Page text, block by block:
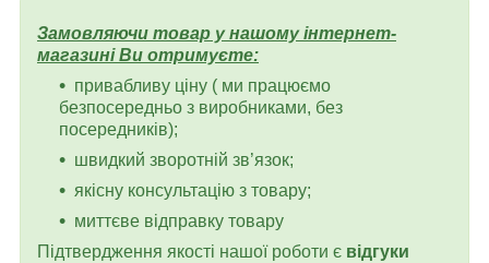
Замовляючи товар у нашому інтернет-
магазині Ви отримуєте:
привабливу ціну ( ми працюємо
безпосередньо з виробниками, без
посередників);
швидкий зворотній зв’язок;
якісну консультацію з товару;
миттєве відправку товару
Підтвердження якості нашої роботи є відгуки